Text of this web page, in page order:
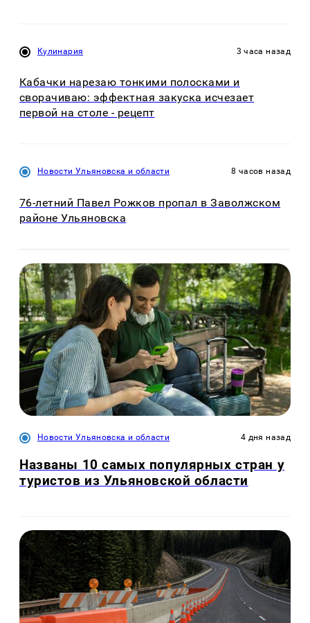
Кулинария 3 часа назад
Кабачки нарезаю тонкими полосками и
сворачиваю: эффектная закуска исчезает
первой на столе - рецепт
Новости Ульяновска и области 8 часов назад
76-летний Павел Рожков пропал в Заволжском
районе Ульяновска
Новости Ульяновска и области 4 дня назад
Названы 10 самых популярных стран у
туристов из Ульяновской области